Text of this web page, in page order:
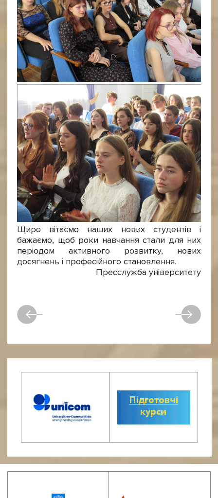
Щиро вітаємо наших нових студентів і
бажаємо, щоб роки навчання стали для них
періодом активного розвитку, нових
досягнень і професійного становлення.
Пресслужба університету